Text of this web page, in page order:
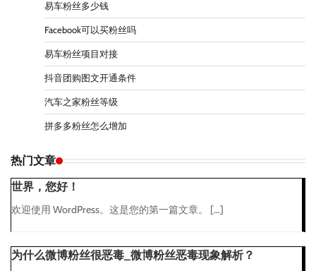
易车粉丝多少钱
Facebook可以买粉丝吗
易车粉丝项目对接
抖音团购图文开通条件
汽车之家粉丝等级
拼多多粉丝怎么增加
热门文章
世界，您好！
欢迎使用 WordPress。这是您的第一篇文章。 […]
为什么微博粉丝很恶毒_微博粉丝恶毒现象解析？